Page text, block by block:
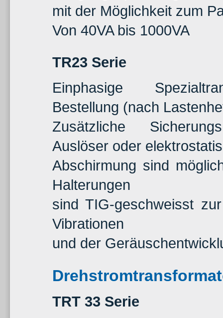
mit der Möglichkeit zum
Von 40VA bis 1000VA
TR23 Serie
Einphasige
Bestellung (nach
Zusätzliche
Auslöser oder
Abschirmung sind
Halterungen
sind TIG-geschweisst
Vibrationen
und der
TRT 33 Serie